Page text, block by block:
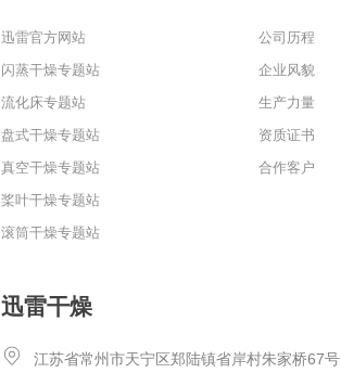
迅雷官方网站
闪蒸干燥专题站
流化床专题站
盘式干燥专题站
真空干燥专题站
桨叶干燥专题站
滚筒干燥专题站
公司历程
企业风貌
生产力量
资质证书
合作客户
迅雷干燥
江苏省常州市天宁区郑陆镇省岸村朱家桥67号